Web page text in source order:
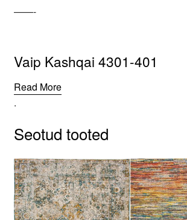
——-
Vaip Kashqai 4301-401
Read More
.
Seotud tooted